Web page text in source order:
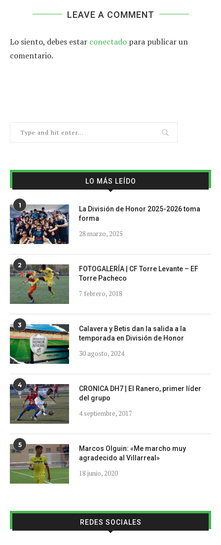
LEAVE A COMMENT
Lo siento, debes estar conectado para publicar un
comentario.
LO MÁS LEÍDO
1
La División de Honor 2025-2026 toma
forma
28 marzo, 2025
2
FOTOGALERÍA | CF Torre Levante – EF
Torre Pacheco
7 febrero, 2018
3
Calavera y Betis dan la salida a la
temporada en División de Honor
30 agosto, 2024
4
CRONICA DH7 | El Ranero, primer líder
del grupo
4 septiembre, 2017
5
Marcos Olguin: «Me marcho muy
agradecido al Villarreal»
18 junio, 2020
REDES SOCIALES